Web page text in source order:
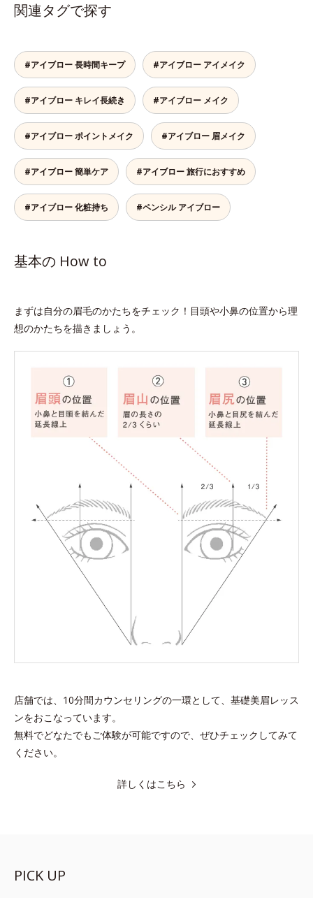
関連タグで探す
#アイブロー 長時間キープ #アイブロー アイメイク
#アイブロー キレイ長続き #アイブロー メイク
#アイブロー ポイントメイク #アイブロー 眉メイク
#アイブロー 簡単ケア #アイブロー 旅行におすすめ
#アイブロー 化粧持ち #ペンシル アイブロー
基本の How to
まずは自分の眉毛のかたちをチェック！目頭や小鼻の位置から理
想のかたちを描きましょう。
店舗では、10分間カウンセリングの一環として、基礎美眉レッス
ンをおこなっています。
無料でどなたでもご体験が可能ですので、ぜひチェックしてみて
ください。
詳しくはこちら
PICK UP